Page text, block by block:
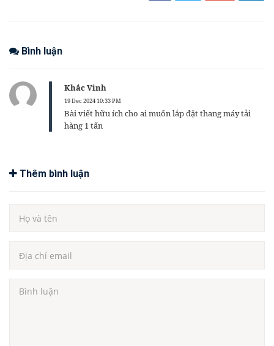
Bình luận
Khắc Vinh
19 Dec 2024 10:33 PM
Bài viết hữu ích cho ai muốn lắp đặt thang máy tải
hàng 1 tấn
Thêm bình luận